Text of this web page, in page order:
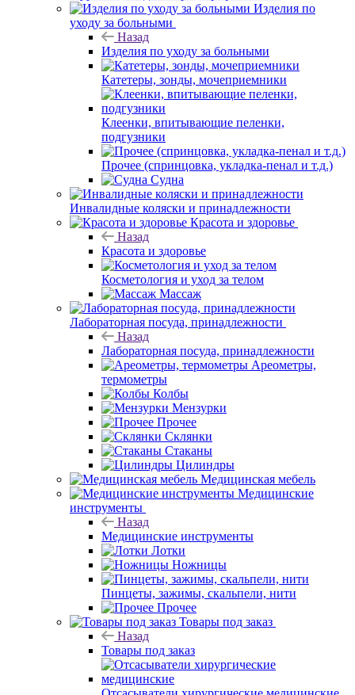
Изделия по
уходу за больными
Назад
Изделия по уходу за больными
Катетеры, зонды, мочеприемники
Клеенки, впитывающие пеленки,
подгузники
Прочее (спринцовка, укладка-пенал и т.д.)
Судна
Инвалидные коляски и принадлежности
Красота и здоровье
Назад
Красота и здоровье
Косметология и уход за телом
Массаж
Лабораторная посуда, принадлежности
Назад
Лабораторная посуда, принадлежности
Ареометры,
термометры
Колбы
Мензурки
Прочее
Склянки
Стаканы
Цилиндры
Медицинская мебель
Медицинские
инструменты
Назад
Медицинские инструменты
Лотки
Ножницы
Пинцеты, зажимы, скальпели, нити
Прочее
Товары под заказ
Назад
Товары под заказ